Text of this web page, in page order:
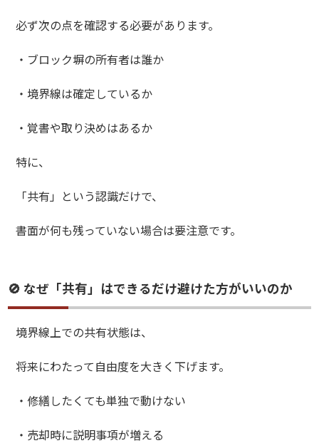
必ず次の点を確認する必要があります。
・ブロック塀の所有者は誰か
・境界線は確定しているか
・覚書や取り決めはあるか
特に、
「共有」という認識だけで、
書面が何も残っていない場合は要注意です。
🚫 なぜ「共有」はできるだけ避けた方がいいのか
境界線上での共有状態は、
将来にわたって自由度を大きく下げます。
・修繕したくても単独で動けない
・売却時に説明事項が増える